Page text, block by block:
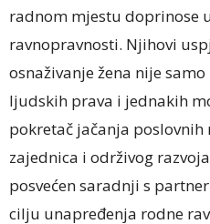
radnom mjestu doprinose
ravnopravnosti. Njihovi
osnaživanje žena nije
ljudskih prava i jednakih
pokretač jačanja
zajednica i održivog
posvećen saradnji s
cilju unapređenja rodne